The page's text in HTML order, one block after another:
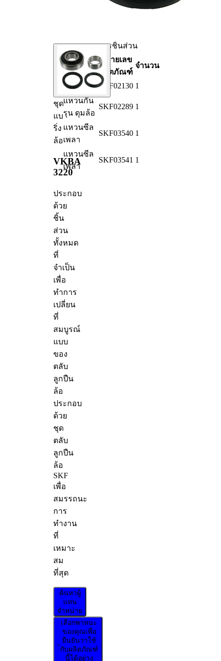
ชุด
แบ
ริ่ง
ล้อ
VKBA
3220
ประกอบ
ด้วย
ชิ้น
ส่วน
ทั้งหมด
ที่
จำเป็น
เพื่อ
ทำการ
เปลี่ยน
ที่
สมบูรณ์
แบบ
ของ
ตลับ
ลูกปืน
ล้อ
ประกอบ
ด้วย
ชุด
ตลับ
ลูกปืน
ล้อ
SKF
เพื่อ
สมรรถนะ
การ
ทำงาน
ที่
เหมาะ
สม
ที่สุด
ค้นหาผู้
แทน
จำหน่าย
เลือกพาหนะ
ของคุณเพื่อ
ยืนยันว่าใช้
กับผลิตภัณฑ์
นี้ได้อย่าง
แหวน
รายการชิ้นส่วน
ชื่อ
ผลิตภัณฑ์
หมายเลข
ผลิตภัณฑ์
จำนวน
แบริ่ง SKF02130 1
แหวนกัน
รุน ดุมล้อ
SKF02289 1
แหวนซีล
เพลา
SKF03540 1
แหวนซีล
เพลา
SKF03541 1